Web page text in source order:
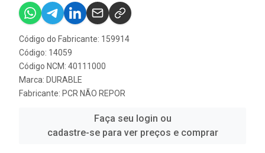
Código do Fabricante: 159914
Código: 14059
Código NCM: 40111000
Marca: DURABLE
Fabricante: PCR NÃO REPOR
Faça seu login ou
cadastre-se para ver preços e comprar